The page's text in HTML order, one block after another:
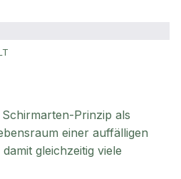
Prinzip als
einer auffälligen
gleichzeitig viele